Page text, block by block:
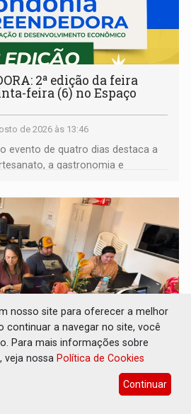
2ª edição da feira
feira (6) no Espaço
de 2026 às 13:46
evento de quatro dias destaca a
a gastronomia e
Contratação de novos
equipes do Cad Único nos
nosso site para oferecer a melhor
continuar a navegar no site, você
Para mais informações sobre
veja nossa Política de Cookies
Continuar